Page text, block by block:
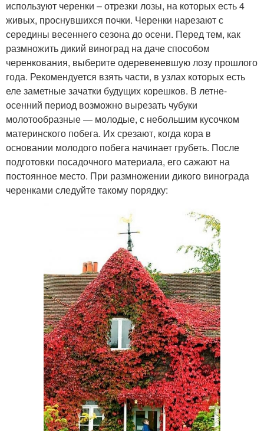
используют черенки – отрезки лозы, на которых есть 4
живых, проснувшихся почки. Черенки нарезают с
середины весеннего сезона до осени. Перед тем, как
размножить дикий виноград на даче способом
черенкования, выберите одеревеневшую лозу прошлого
года. Рекомендуется взять части, в узлах которых есть
еле заметные зачатки будущих корешков. В летне-
осенний период возможно вырезать чубуки
молотообразные — молодые, с небольшим кусочком
материнского побега. Их срезают, когда кора в
основании молодого побега начинает грубеть. После
подготовки посадочного материала, его сажают на
постоянное место. При размножении дикого винограда
черенками следуйте такому порядку: